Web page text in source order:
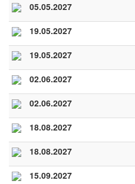
05.05.2027
19.05.2027
19.05.2027
02.06.2027
02.06.2027
18.08.2027
18.08.2027
15.09.2027